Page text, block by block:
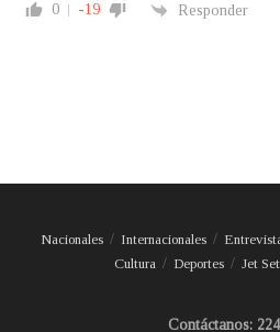
0 -19 Responder
Nacionales Internacionales
Cultura
Deportes Jet Set
Contáctanos: